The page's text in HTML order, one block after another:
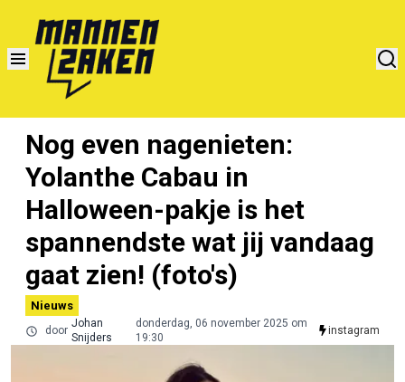
Nog even nagenieten:
Yolanthe Cabau in
Halloween-pakje is het
spannendste wat jij vandaag
gaat zien! (foto's)
Nieuws
door
Johan
Snijders
donderdag, 06 november 2025 om
19:30
instagram